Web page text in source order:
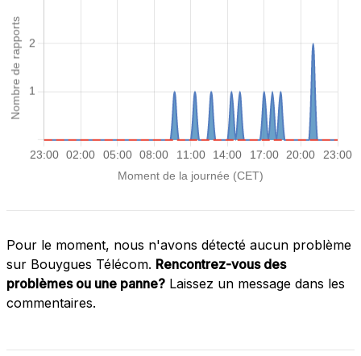
Pour le moment, nous n'avons détecté aucun problème
sur Bouygues Télécom. Rencontrez-vous des
problèmes ou une panne? Laissez un message dans les
commentaires.